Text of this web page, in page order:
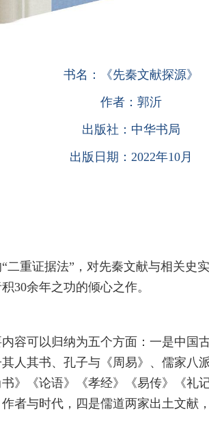
书名：《先秦文献探源》
作者：郭沂
出版社：中华书局
出版日期：2022年10月
二重证据法”，对先秦文献与相关史
30余年之功的倾心之作。
容可以归纳为五个方面：一是中国
人其书、孔子与《周易》、儒家八
》《论语》《孝经》《易传》《礼
者与时代，四是儒道两家出土文献